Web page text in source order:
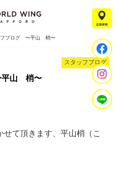
フブログ 〜平山 梢〜
スタッフブログ
平山 梢〜
て頂きます、平山梢（こ